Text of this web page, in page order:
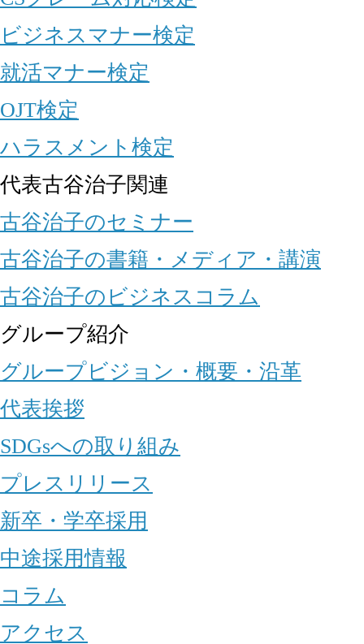
ビジネスマナー検定
就活マナー検定
OJT検定
ハラスメント検定
代表古谷治子関連
古谷治子のセミナー
古谷治子の書籍・メディア・講演
古谷治子のビジネスコラム
グループ紹介
グループビジョン・概要・沿革
代表挨拶
SDGsへの取り組み
プレスリリース
新卒・学卒採用
中途採用情報
コラム
アクセス